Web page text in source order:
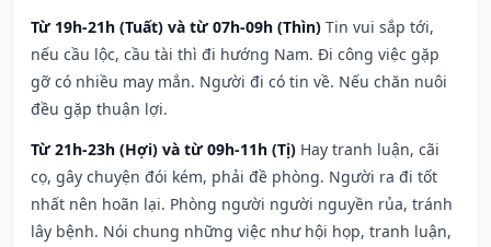
Từ 19h-21h (Tuất) và từ 07h-09h (Thìn) Tin vui sắp tới,
nếu cầu lộc, cầu tài thì đi hướng Nam. Đi công việc gặp
gỡ có nhiều may mắn. Người đi có tin về. Nếu chăn nuôi
đều gặp thuận lợi.
Từ 21h-23h (Hợi) và từ 09h-11h (Tị) Hay tranh luận, cãi
cọ, gây chuyện đói kém, phải đề phòng. Người ra đi tốt
nhất nên hoãn lại. Phòng người người nguyền rủa, tránh
lây bệnh. Nói chung những việc như hội họp, tranh luận,